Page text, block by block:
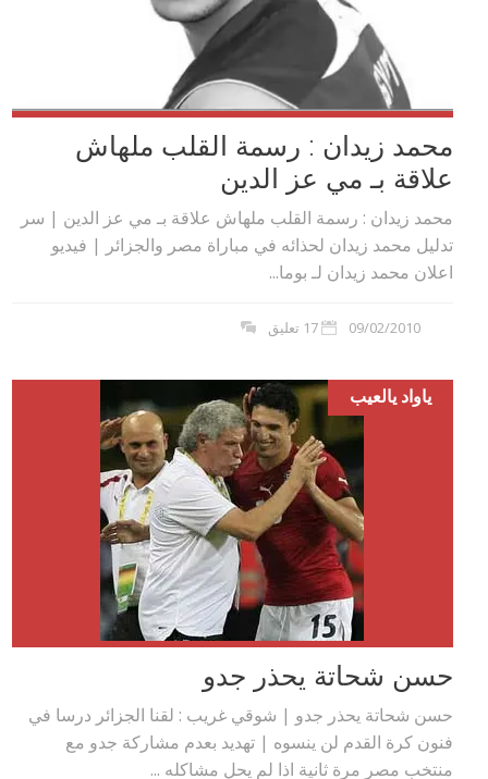
محمد زيدان : رسمة القلب ملهاش
علاقة بـ مي عز الدين
محمد زيدان : رسمة القلب ملهاش علاقة بـ مي عز الدين | سر
تدليل محمد زيدان لحذائه في مباراة مصر والجزائر | فيديو
اعلان محمد زيدان لـ بوما...
09/02/2010 17 تعليق
ياواد يالعيب
حسن شحاتة يحذر جدو
حسن شحاتة يحذر جدو | شوقي غريب : لقنا الجزائر درسا في
فنون كرة القدم لن ينسوه | تهديد بعدم مشاركة جدو مع
منتخب مصر مرة ثانية اذا لم يحل مشاكله ...